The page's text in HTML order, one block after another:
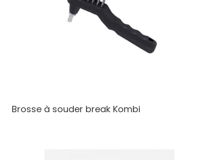
Brosse à souder break Kombi